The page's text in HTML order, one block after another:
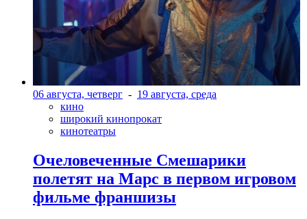
06 августа, четверг - 19 августа, среда
кино
широкий кинопрокат
кинотеатры
Очеловеченные Смешарики
полетят на Марс в первом игровом
фильме франшизы